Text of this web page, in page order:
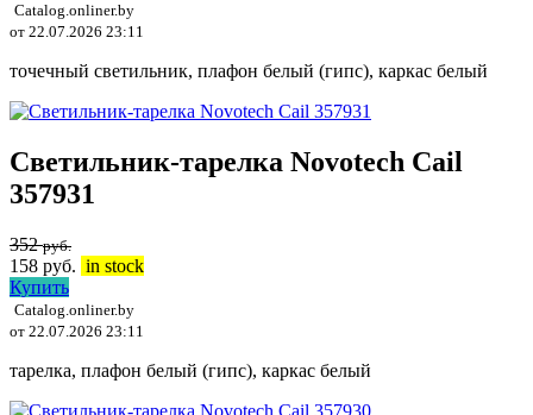
Catalog.onliner.by
от 22.07.2026 23:11
точечный светильник, плафон белый (гипс), каркас белый
Светильник-тарелка Novotech Cail
357931
352руб.
158 руб. in stock
Купить
Catalog.onliner.by
от 22.07.2026 23:11
тарелка, плафон белый (гипс), каркас белый